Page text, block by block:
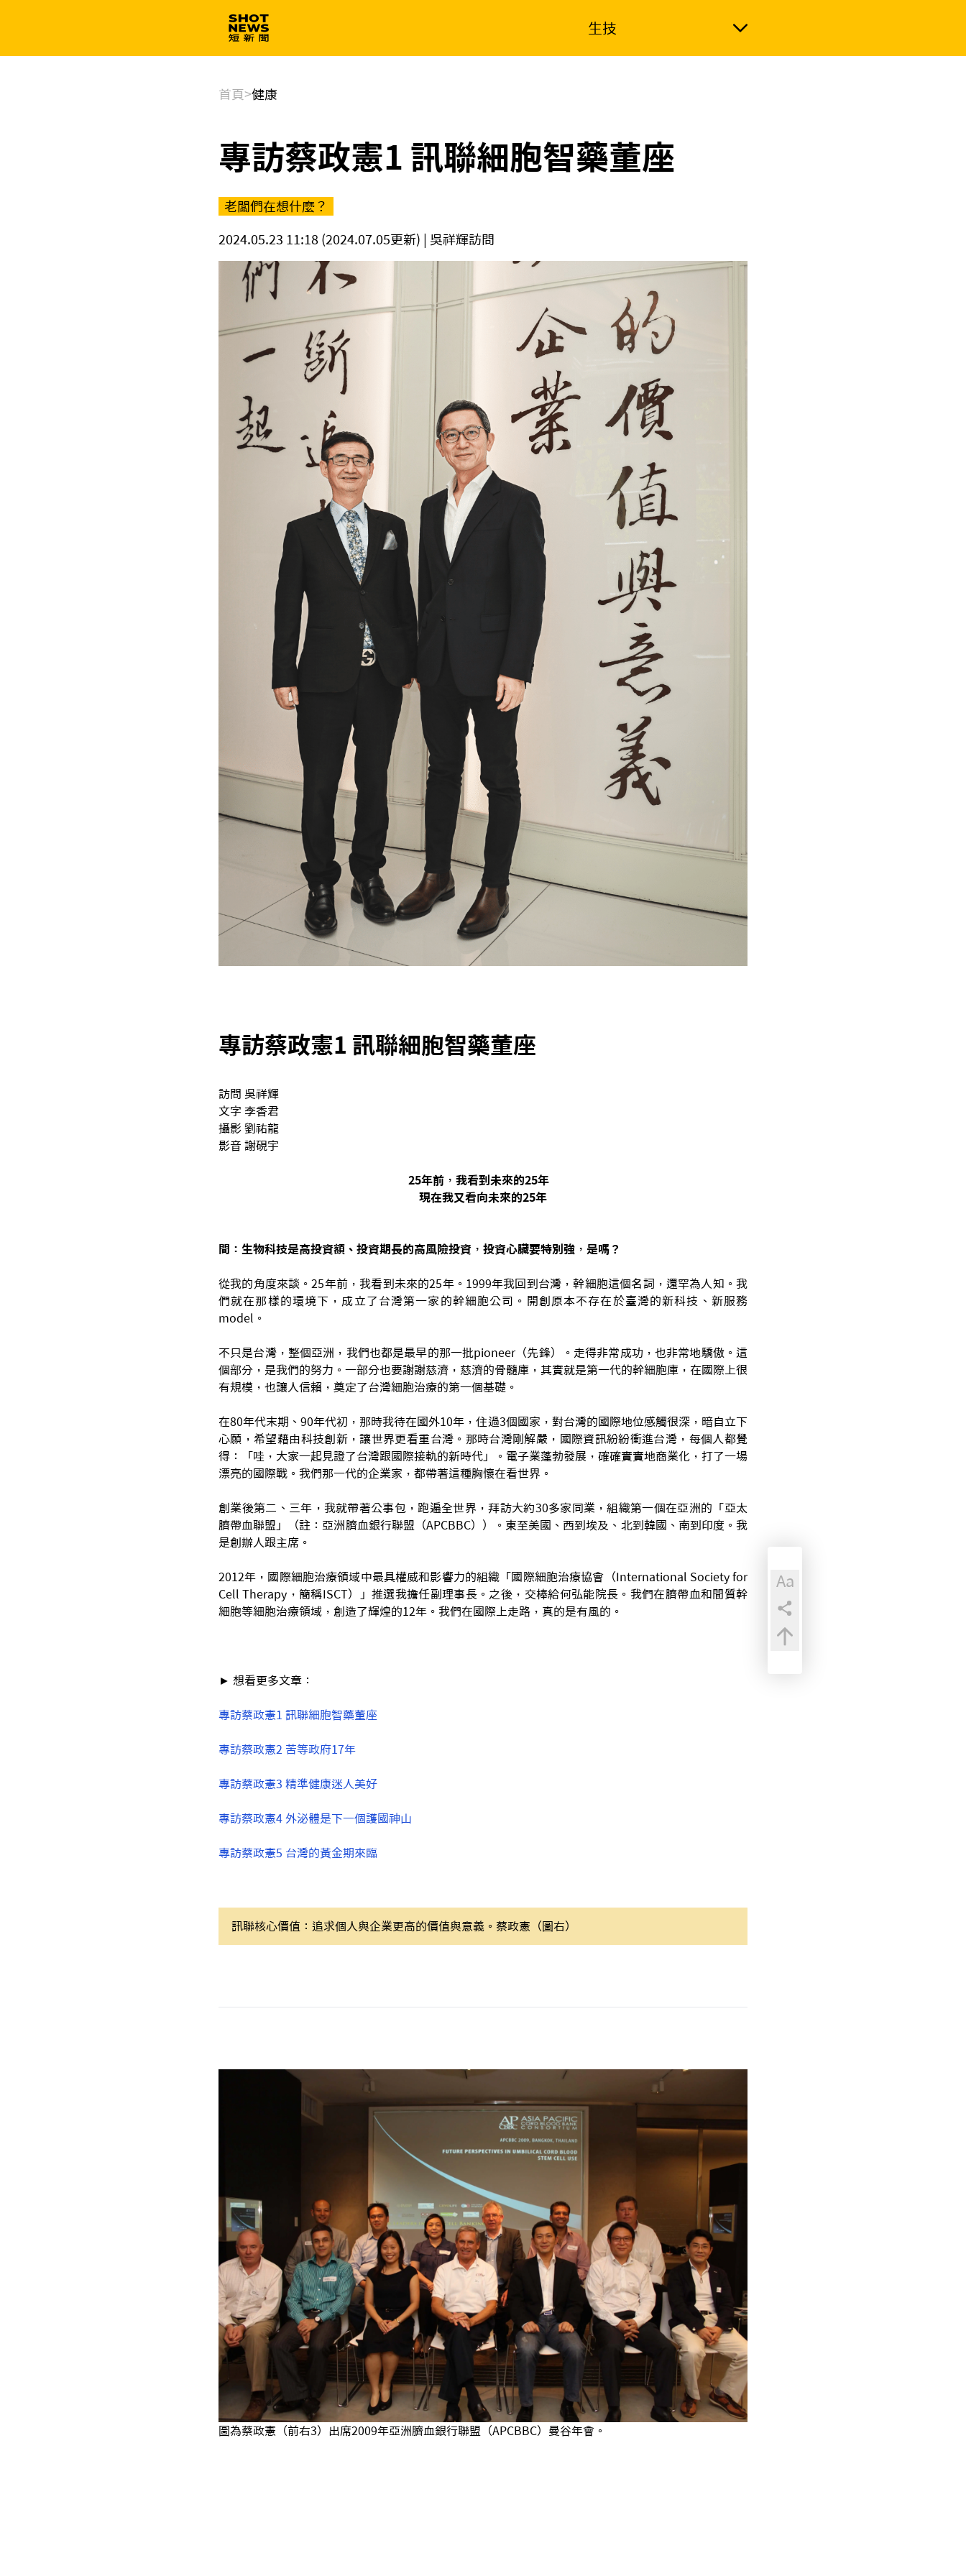
生技
首頁>健康
專訪蔡政憲1 訊聯細胞智藥董座
老闆們在想什麼？
2024.05.23 11:18 (2024.07.05更新) | 吳祥輝訪問
專訪蔡政憲1 訊聯細胞智藥董座
訪問 吳祥輝
文字 李香君
攝影 劉祐龍
影音 謝硯宇
25年前，我看到未來的25年
現在我又看向未來的25年
問：生物科技是高投資額、投資期長的高風險投資，投資心臟要特別強，是嗎？
從我的角度來談。25年前，我看到未來的25年。1999年我回到台灣，幹細胞這個名詞，還罕為人知。我
們就在那樣的環境下，成立了台灣第一家的幹細胞公司。開創原本不存在於臺灣的新科技、新服務
model。
不只是台灣，整個亞洲，我們也都是最早的那一批pioneer（先鋒）。走得非常成功，也非常地驕傲。這
個部分，是我們的努力。一部分也要謝謝慈濟，慈濟的骨髓庫，其實就是第一代的幹細胞庫，在國際上很
有規模，也讓人信賴，奠定了台灣細胞治療的第一個基礎。
在80年代末期、90年代初，那時我待在國外10年，住過3個國家，對台灣的國際地位感觸很深，暗自立下
心願，希望藉由科技創新，讓世界更看重台灣。那時台灣剛解嚴，國際資訊紛紛衝進台灣，每個人都覺
得：「哇，大家一起見證了台灣跟國際接軌的新時代」。電子業蓬勃發展，確確實實地商業化，打了一場
漂亮的國際戰。我們那一代的企業家，都帶著這種胸懷在看世界。
創業後第二、三年，我就帶著公事包，跑遍全世界，拜訪大約30多家同業，組織第一個在亞洲的「亞太
臍帶血聯盟」（註：亞洲臍血銀行聯盟（APCBBC））。東至美國、西到埃及、北到韓國、南到印度。我
是創辦人跟主席。
2012年，國際細胞治療領域中最具權威和影響力的組織「國際細胞治療協會（International Society for
Cell Therapy，簡稱ISCT）」推選我擔任副理事長。之後，交棒給何弘能院長。我們在臍帶血和間質幹
細胞等細胞治療領域，創造了輝煌的12年。我們在國際上走路，真的是有風的。
► 想看更多文章：
專訪蔡政憲1 訊聯細胞智藥董座
專訪蔡政憲2 苦等政府17年
專訪蔡政憲3 精準健康迷人美好
專訪蔡政憲4 外泌體是下一個護國神山
專訪蔡政憲5 台灣的黃金期來臨
訊聯核心價值：追求個人與企業更高的價值與意義。蔡政憲（圖右）
圖為蔡政憲（前右3）出席2009年亞洲臍血銀行聯盟（APCBBC）曼谷年會。
Aa